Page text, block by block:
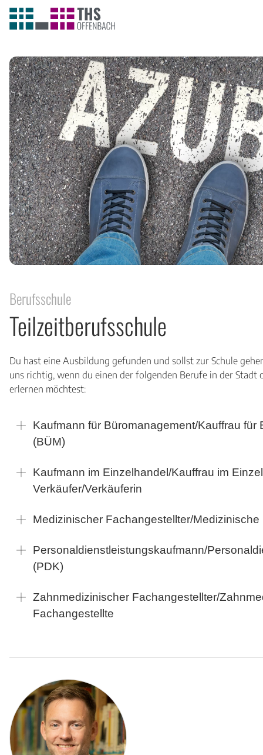
Berufsschule
Teilzeitberufsschule
Du hast eine Ausbildung gefunden und sollst zur Schule
uns richtig, wenn du einen der folgenden Berufe in der Stadt
erlernen möchtest:
Kaufmann für Büromanagement/Kauffrau für
(BÜM)
Kaufmann im Einzelhandel/Kauffrau im
Verkäufer/Verkäuferin
Medizinischer Fachangestellter/
Personaldienstleistungskaufmann/
(PDK)
Zahnmedizinischer Fachangestellter/
Fachangestellte
Standorte